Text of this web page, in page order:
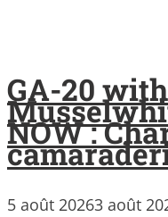
GA-20
NOW :
5 août 20263 août